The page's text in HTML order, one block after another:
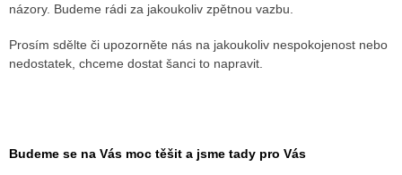
názory. Budeme rádi za jakoukoliv zpětnou vazbu.
Prosím sdělte či upozorněte nás na jakoukoliv nespokojenost nebo
nedostatek, chceme dostat šanci to napravit.
Budeme se na Vás moc těšit a jsme tady pro Vás